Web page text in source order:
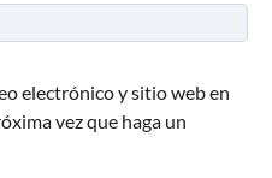
electrónico y sitio web en
vez que haga un